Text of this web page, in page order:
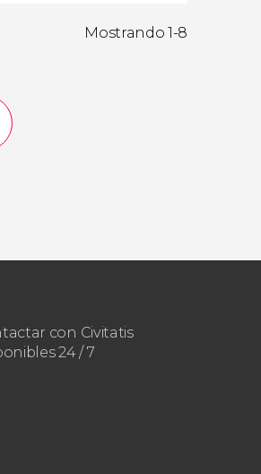
Mostrando 1-8
con Civitatis
24 / 7